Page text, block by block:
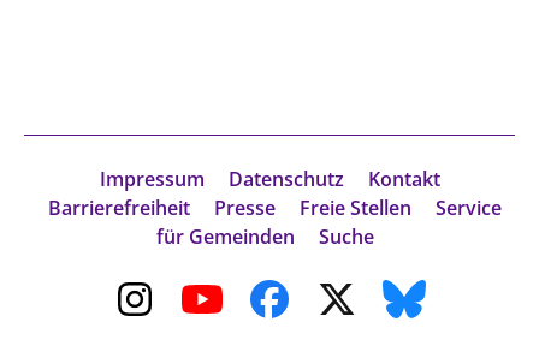
Impressum Datenschutz
Kontakt
Barrierefreiheit
Presse Freie Stellen
Service
für Gemeinden
Suche